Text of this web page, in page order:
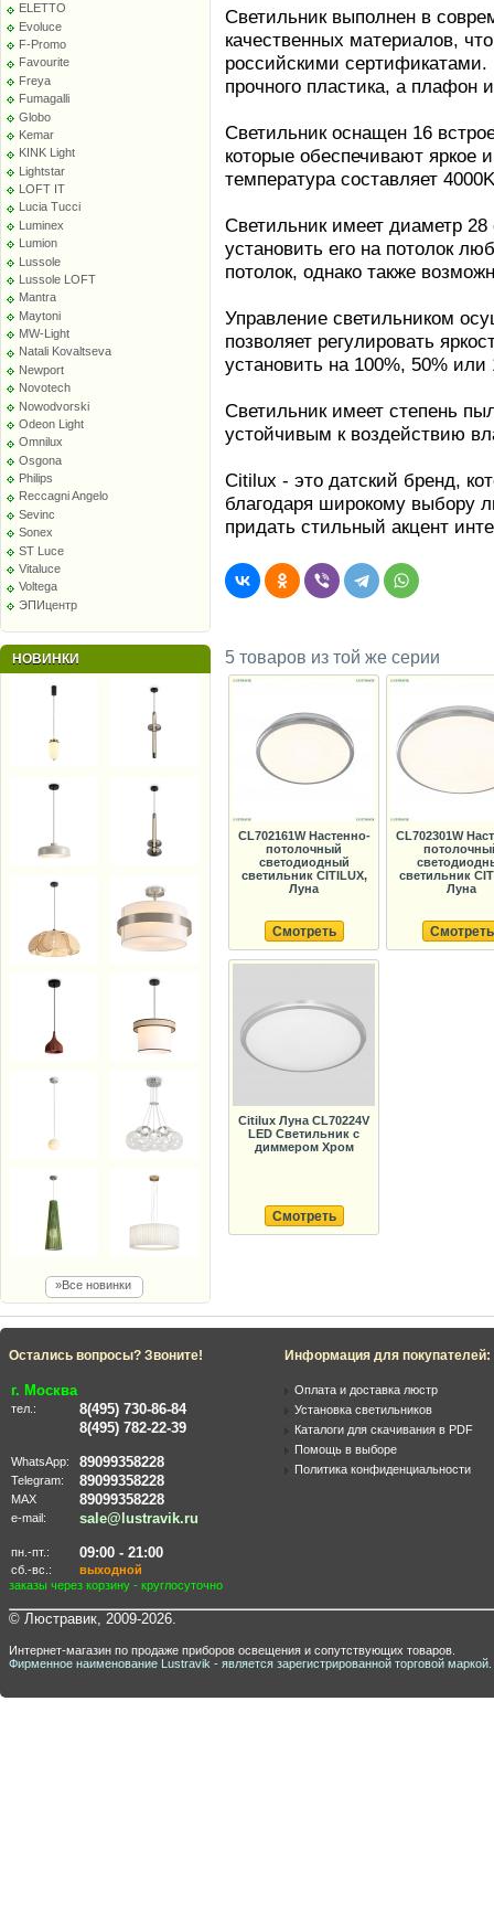
ELETTO
Evoluce
F-Promo
Favourite
Freya
Fumagalli
Globo
Kemar
KINK Light
Lightstar
LOFT IT
Lucia Tucci
Luminex
Lumion
Lussole
Lussole LOFT
Mantra
Maytoni
MW-Light
Natali Kovaltseva
Newport
Novotech
Nowodvorski
Odeon Light
Omnilux
Osgona
Philips
Reccagni Angelo
Sevinc
Sonex
ST Luce
Vitaluce
Voltega
ЭПИцентр
НОВИНКИ
»Все новинки
Светильник выполнен в
качественных материалов,
российскими сертификатами.
прочного пластика, а плафон
Светильник оснащен 16
которые обеспечивают яркое
температура составляет
Светильник имеет диаметр
установить его на потолок
потолок, однако также
Управление светильником
позволяет регулировать
установить на 100%, 50% или
Светильник имеет степень
устойчивым к воздействию
Citilux - это датский бренд,
благодаря широкому выбору
придать стильный акцент
5 товаров из той же серии
CL702161W Настенно-
потолочный
светодиодный
светильник CITILUX,
Луна
Смотреть
CL702301W
светильник
Луна
Смотреть
Citilux Луна CL70224V
LED Светильник с
диммером Хром
Смотреть
Остались вопросы? Звоните!
г. Москва
тел.:
8(495) 730-86-84
8(495) 782-22-39
WhatsApp: 89099358228
Telegram: 89099358228
MAX 89099358228
e-mail: sale@lustravik.ru
пн.-пт.: 09:00 - 21:00
сб.-вс.:
выходной
заказы через корзину - круглосуточно
Информация для покупателей:
Оплата и доставка люстр
Установка светильников
Каталоги для скачивания в PDF
Помощь в выборе
Политика конфиденциальности
© Люстравик, 2009-2026.
Интернет-магазин по продаже приборов освещения и сопутствующих товаров.
Фирменное наименование Lustravik - является зарегистрированной торговой